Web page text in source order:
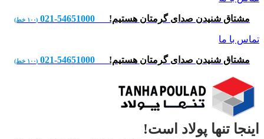
مشتاق شنیدن صدای گرمتان هستیم! (۱۰۰ خط)
تماس با ما
مشتاق شنیدن صدای گرمتان هستیم! (۱۰۰ خط)
اینجا تنها پولاد است!